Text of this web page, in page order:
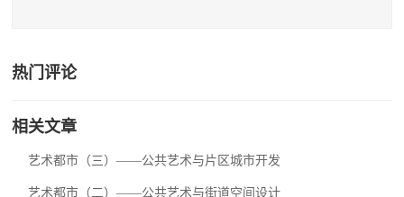
热门评论
相关文章
艺术都市（三）——公共艺术与片区城市开发
艺术都市（二）——公共艺术与街道空间设计